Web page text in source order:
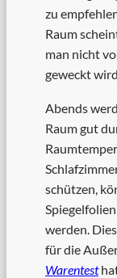
zu
Raum
man nicht
geweckt
Abends
Raum gut
schützen,
werden.
für die
Warentest